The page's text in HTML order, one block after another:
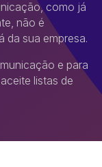
como já
não é
da sua empresa.
e para
listas de